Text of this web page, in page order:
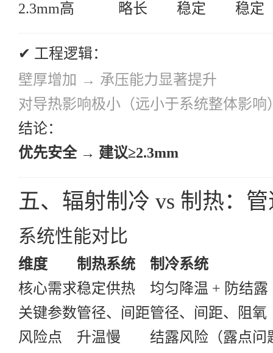
2.3mm高 略长 稳定 稳定
✔ 工程逻辑：
壁厚增加 → 承压能力显著提升
对导热影响极小（远小于系统整体影响
结论：
优先安全 → 建议≥2.3mm
五、辐射制冷 vs 制热：
系统性能对比
维度 制热系统
制冷系统
核心需求稳定供热
均匀降温 + 防结露
关键参数管径、间距管径、间距、阻氧
风险点
升温慢
结露风险（露点问